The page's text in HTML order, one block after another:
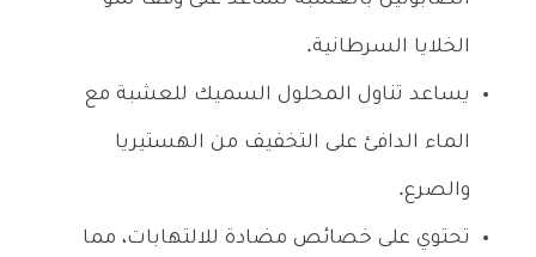
الخلايا السرطانية.
يساعد تناول المحلول السميك للعشبة مع
الماء الدافئ على التخفيف من الهستيريا
والصرع.
تحتوي على خصائص مضادة للالتهابات، مما